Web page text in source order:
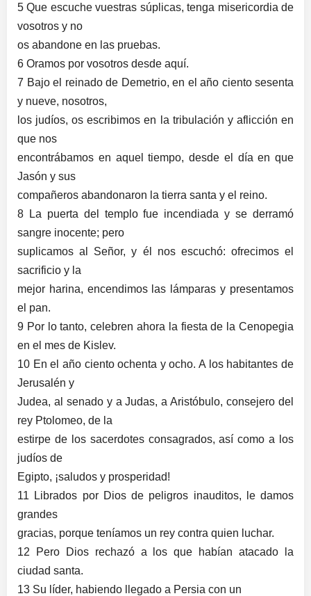
5 Que escuche vuestras súplicas, tenga misericordia de
vosotros y no
os abandone en las pruebas.
6 Oramos por vosotros desde aquí.
7 Bajo el reinado de Demetrio, en el año ciento sesenta
y nueve, nosotros,
los judíos, os escribimos en la tribulación y aflicción en
que nos
encontrábamos en aquel tiempo, desde el día en que
Jasón y sus
compañeros abandonaron la tierra santa y el reino.
8 La puerta del templo fue incendiada y se derramó
sangre inocente; pero
suplicamos al Señor, y él nos escuchó: ofrecimos el
sacrificio y la
mejor harina, encendimos las lámparas y presentamos
el pan.
9 Por lo tanto, celebren ahora la fiesta de la Cenopegia
en el mes de Kislev.
10 En el año ciento ochenta y ocho. A los habitantes de
Jerusalén y
Judea, al senado y a Judas, a Aristóbulo, consejero del
rey Ptolomeo, de la
estirpe de los sacerdotes consagrados, así como a los
judíos de
Egipto, ¡saludos y prosperidad!
11 Librados por Dios de peligros inauditos, le damos
grandes
gracias, porque teníamos un rey contra quien luchar.
12 Pero Dios rechazó a los que habían atacado la
ciudad santa.
13 Su líder, habiendo llegado a Persia con un